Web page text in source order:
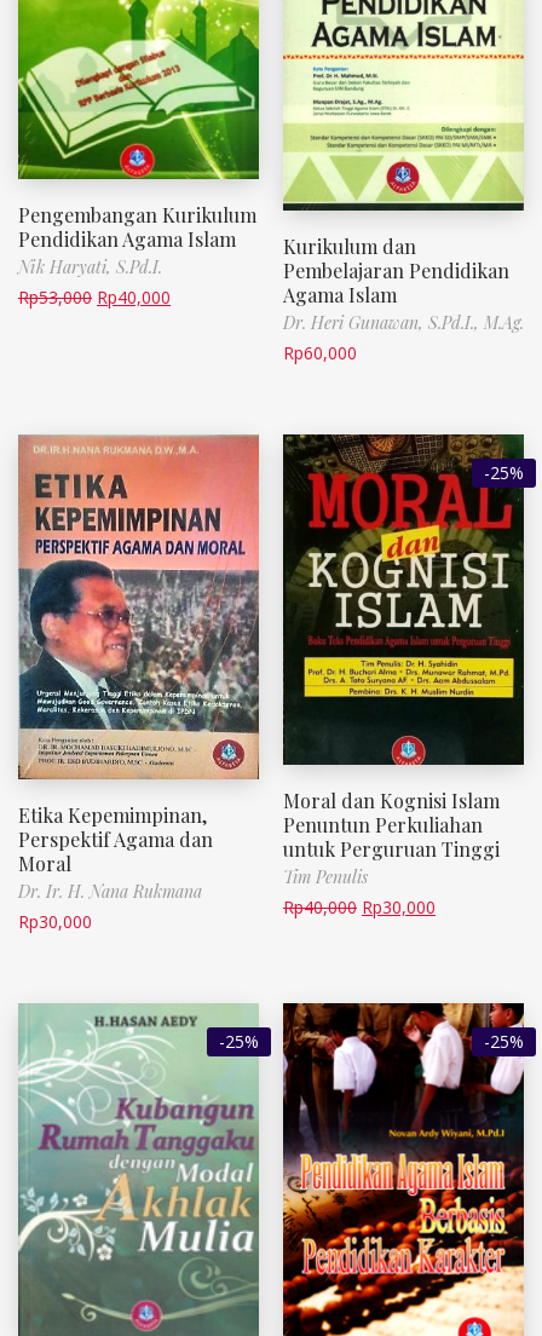
Pengembangan Kurikulum
Pendidikan Agama Islam
Nik Haryati, S.Pd.I.
Rp53,000 Rp40,000
Kurikulum dan
Pembelajaran Pendidikan
Agama Islam
Dr. Heri Gunawan, S.Pd.I., M.Ag.
Rp60,000
Etika Kepemimpinan,
Perspektif Agama dan
Moral
Dr. Ir. H. Nana Rukmana
Rp30,000
-25%
Moral dan Kognisi Islam
Penuntun Perkuliahan
untuk Perguruan Tinggi
Tim Penulis
Rp40,000 Rp30,000
-25% -25%